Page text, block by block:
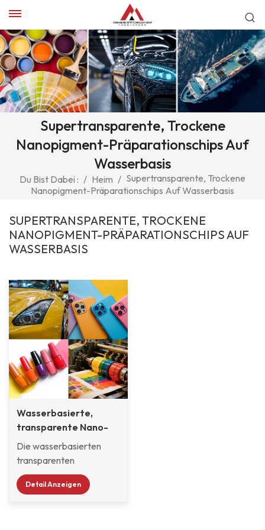
Supertransparente, Trockene
Nanopigment-Präparationschips Auf
Wasserbasis
Du Bist Dabei : / Heim / Supertransparente, Trockene
Nanopigment-Präparationschips Auf Wasserbasis
SUPERTRANSPARENTE, TROCKENE
NANOPIGMENT-PRÄPARATIONSCHIPS AUF
WASSERBASIS
Wasserbasierte,
transparente Nano-
Pigmentchips für
Hochleistungsbeschichtungen
Die wasserbasierten
transparenten
Nanopigmentchips von
Klarint® bestehen aus
Detail Anzeigen